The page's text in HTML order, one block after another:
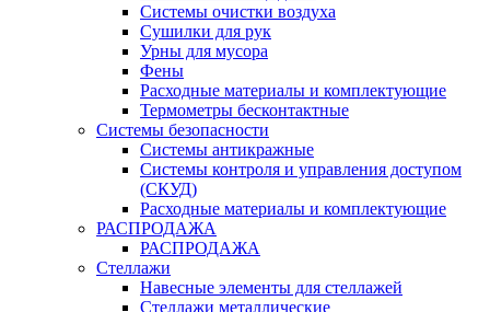
Системы очистки воздуха
Сушилки для рук
Урны для мусора
Фены
Расходные материалы и комплектующие
Термометры бесконтактные
Системы безопасности
Системы антикражные
Системы контроля и управления доступом
(СКУД)
Расходные материалы и комплектующие
РАСПРОДАЖА
РАСПРОДАЖА
Стеллажи
Навесные элементы для стеллажей
Стеллажи металлические